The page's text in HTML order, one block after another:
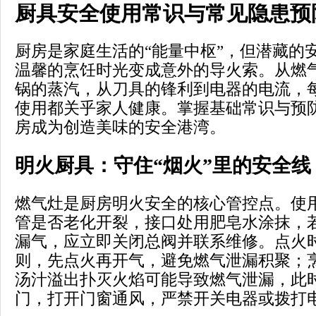
厨具安全使用常识与常见隐患
厨房是家庭生活的“能量中枢”，但潜藏的
温馨的烹饪时光变成意外的导火索。从燃
锅的蒸汽，从刀具的锋利到电器的电流，
使用都关乎家人健康。掌握基础常识与预
房成为创造美味的安全港湾。
明火厨具：守住“烟火”里的安全线
燃气灶是厨房明火安全的核心管控点。使
管是否老化开裂，接口处用肥皂水涂抹，
漏气，应立即关闭总阀并联系维修。点火
则，先点火再开气，避免燃气泄漏积聚；
汤汁溢出扑灭火焰可能导致燃气泄漏，此
门，打开门窗通风，严禁开关电器或拨打